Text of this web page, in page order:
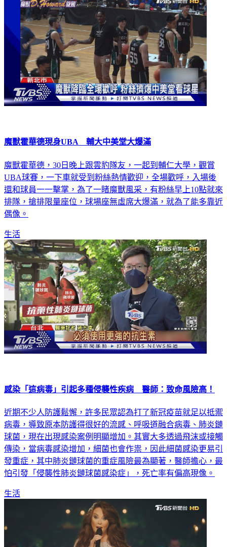
魔獸霍華德現身UBA 輔大中美堂大爆滿
魔獸霍華德，30日晚上跟雲豹隊友，一起到輔仁大學，觀賞
UBA球賽，一下車就受到粉絲熱情歡迎，全場歡呼，入場後
還和球員一一擊掌，為了一睹魔獸風采，有粉絲早上10點就來
排隊，搶排限量座位，球場座無虛席大爆滿，就為了能多靠近
偶像。
生活
感染「這病毒」引起多種侵襲性疾病 醫師：致命風險高！
近期不少人防護鬆懈，許多民眾認為打了新冠疫苗就足以抵禦
病毒，導致原本防護得很好的流感、呼吸道融合病毒、肺炎鏈
球菌，現在出現感染案例明顯增加。其實大多透過飛沫或接觸
傳染，當病毒感染增加，細菌也會作祟，因此細菌感染更易引
發重症，其中肺炎鏈球菌的重症風險最為顯著，醫師擔心，最
怕引發「侵襲性肺炎鏈球菌感染症」，死亡率有偏高現像。
生活